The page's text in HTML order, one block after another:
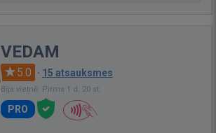
VEDAM
5.0 · 15 atsauksmes
Bija vietnē: Pirms 1 d. 20 st.
PRO